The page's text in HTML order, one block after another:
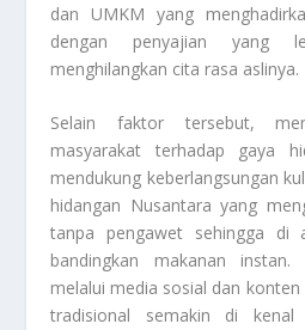
dan UMKM yang
dengan penyajian yang
menghilangkan cita rasa aslinya.
Selain faktor tersebut,
masyarakat terhadap gaya
mendukung keberlangsungan
hidangan Nusantara yang
tanpa pengawet sehingga di
bandingkan makanan
melalui media sosial dan
tradisional semakin di